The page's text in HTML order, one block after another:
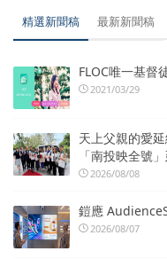
精選新聞稿 最新新聞稿
FLOC唯一基督
2021/03/29
天上父親的愛
「南投映全號
2026/08/08
鎧應
2026/08/07